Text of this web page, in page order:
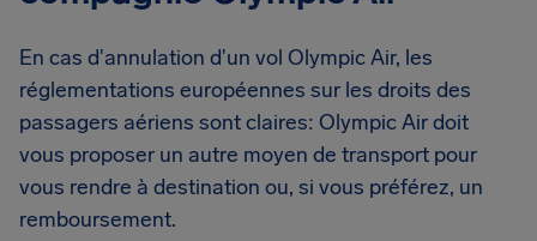
En cas d'annulation d'un vol Olympic Air, les
réglementations européennes sur les droits des
passagers aériens sont claires: Olympic Air doit
vous proposer un autre moyen de transport pour
vous rendre à destination ou, si vous préférez, un
remboursement.